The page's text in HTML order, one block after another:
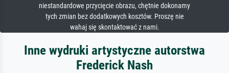
niestandardowe przycięcie obrazu, chętnie dokonamy
tych zmian bez dodatkowych kosztów. Proszę nie
wahaj się skontaktować z nami.
Inne wydruki artystyczne autorstwa
Frederick Nash